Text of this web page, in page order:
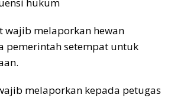
wajib melaporkan hewan
pemerintah setempat untuk
melaporkan kepada petugas